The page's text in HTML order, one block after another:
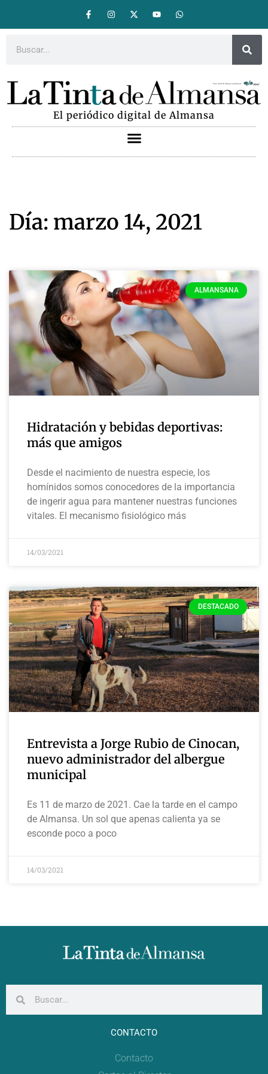
El periódico digital de Almansa
Día: marzo 14, 2021
ALMANSANA
Hidratación y bebidas deportivas:
más que amigos
Desde el nacimiento de nuestra especie, los
homínidos somos conocedores de la importancia
de ingerir agua para mantener nuestras funciones
vitales. El mecanismo fisiológico más
14/03/2021
DESTACADO
Entrevista a Jorge Rubio de Cinocan,
nuevo administrador del albergue
municipal
Es 11 de marzo de 2021. Cae la tarde en el campo
de Almansa. Un sol que apenas calienta ya se
esconde poco a poco
14/03/2021
CONTACTO
Contacto